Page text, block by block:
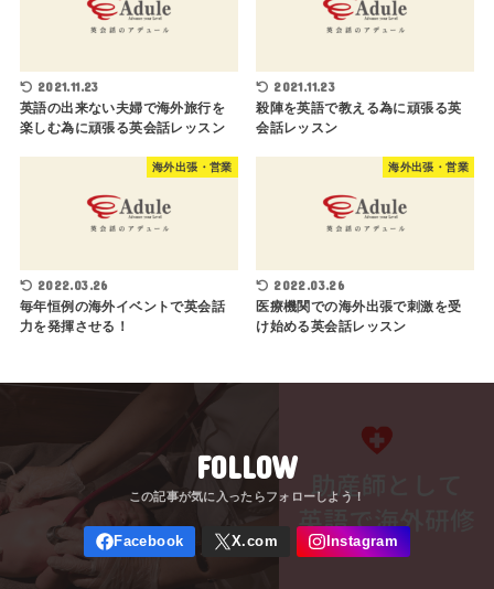
2021.11.23
英語の出来ない夫婦で海外旅行を
楽しむ為に頑張る英会話レッスン
2021.11.23
殺陣を英語で教える為に頑張る英
会話レッスン
海外出張・営業
2022.03.26
毎年恒例の海外イベントで英会話
力を発揮させる！
海外出張・営業
2022.03.26
医療機関での海外出張で刺激を受
け始める英会話レッスン
FOLLOW